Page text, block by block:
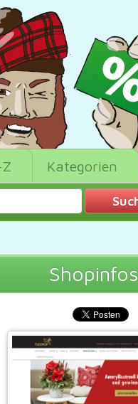
Kategorien
Shopinfos